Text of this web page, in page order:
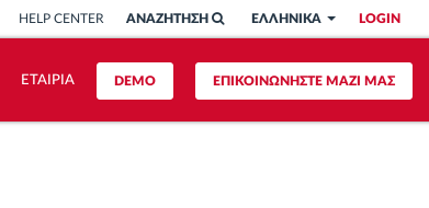
LOGIN
ΕΛΛΗΝΙΚΑ
ΑΝΑΖΗΤΗΣΗ
HELP CENTER
ΕΠΙΚΟΙΝΩΝΗΣΤΕ ΜΑΖΙ ΜΑΣ
DEMO
ΕΤΑΙΡΙΑ